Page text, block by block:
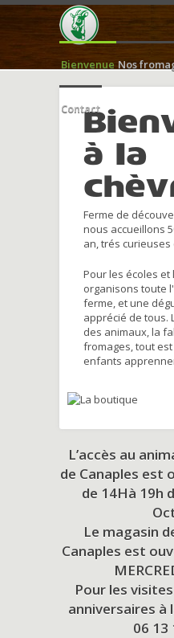
Bienvenue Nos
Contact
à la
Ferme de
nous accueillons
an, trés curieuses
Pour les écoles
organisons toute
ferme, et une
apprécié de tous.
des animaux, la
fromages, tout
enfants
L’accès au
de Canaples est
de 14Hà 19h
Le magasin
Canaples est
Pour les
anniversaires à
06 13